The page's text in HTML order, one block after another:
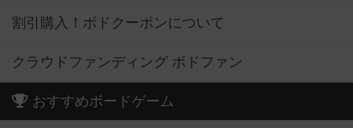
割引購入！ボドクーポンについて
クラウドファンディング ボドファン
おすすめボードゲーム